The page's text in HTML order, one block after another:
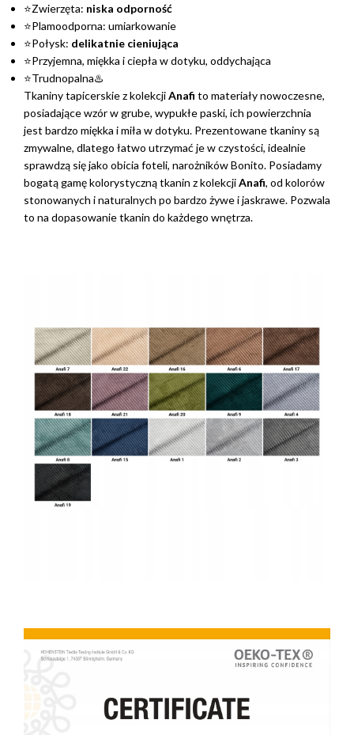
⭐Zwierzęta: niska odporność
⭐Plamoodporna: umiarkowanie
⭐Połysk: delikatnie cieniująca
⭐Przyjemna, miękka i ciepła w dotyku, oddychająca
⭐Trudnopalna♨️
Tkaniny tapicerskie z kolekcjiAnafi to materiały nowoczesne,
posiadające wzór w grube, wypukłe paski, ich powierzchnia
jest bardzo miękka i miła w dotyku. Prezentowane tkaniny są
zmywalne, dlatego łatwo utrzymać je w czystości, idealnie
sprawdzą się jako obicia foteli, narożników Bonito. Posiadamy
bogatą gamę kolorystyczną tkanin z kolekcjiAnafi, od kolorów
stonowanych i naturalnych po bardzo żywe i jaskrawe. Pozwala
to na dopasowanie tkanin do każdego wnętrza.